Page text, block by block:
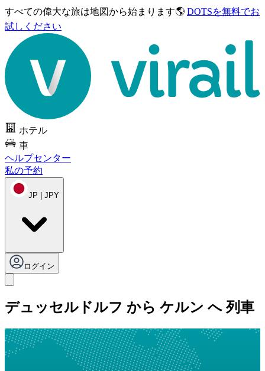
すべての偉大な旅は地図から始まります🌎 DOTSを無料でお
試しください
ホテル
車
ヘルプセンター
私の予約
JP | JPY
ログイン
デュッセルドルフ から ケルン へ 列車